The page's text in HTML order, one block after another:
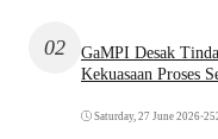
02
GaMPI Desak
Kekuasaan Proses
Saturday, 27 June 2026•